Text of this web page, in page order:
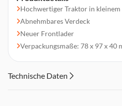
Hochwertiger Traktor in
Abnehmbares Verdeck
Neuer Frontlader
Verpackungsmaße: 78 x 97 x 40
Technische Daten